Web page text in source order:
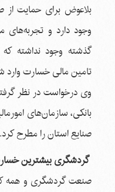
بلاعوض برای حمایت از
وجود دارد و
گذشته وجود نداشته
تامین مالی خسارت
وی درخواست در نظر
بانکی، سازمان‌های
صنایع استان را مطرح کرد.
گردشگری بیشترین
صنعت گردشگری و همه